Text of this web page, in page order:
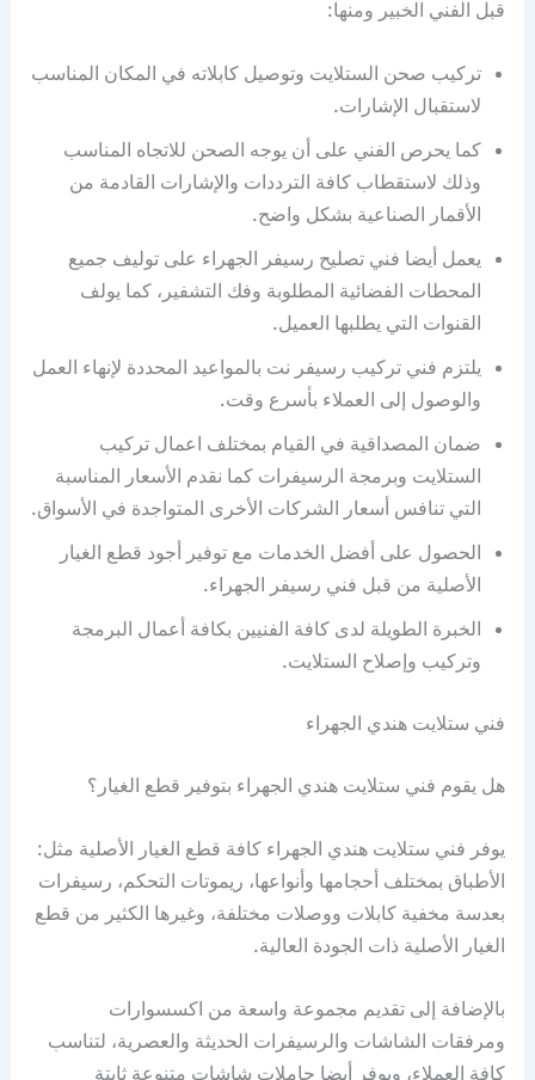
قبل الفني الخبير ومنها:
تركيب صحن الستلايت وتوصيل كابلاته في المكان المناسب
لاستقبال الإشارات.
كما يحرص الفني على أن يوجه الصحن للاتجاه المناسب
وذلك لاستقطاب كافة الترددات والإشارات القادمة من
الأقمار الصناعية بشكل واضح.
يعمل أيضا فني تصليح رسيفر الجهراء على توليف جميع
المحطات الفضائية المطلوبة وفك التشفير، كما يولف
القنوات التي يطلبها العميل.
يلتزم فني تركيب رسيفر نت بالمواعيد المحددة لإنهاء العمل
والوصول إلى العملاء بأسرع وقت.
ضمان المصداقية في القيام بمختلف اعمال تركيب
الستلايت وبرمجة الرسيفرات كما نقدم الأسعار المناسبة
التي تنافس أسعار الشركات الأخرى المتواجدة في الأسواق.
الحصول على أفضل الخدمات مع توفير أجود قطع الغيار
الأصلية من قبل فني رسيفر الجهراء.
الخبرة الطويلة لدى كافة الفنيين بكافة أعمال البرمجة
وتركيب وإصلاح الستلايت.
فني ستلايت هندي الجهراء
هل يقوم فني ستلايت هندي الجهراء بتوفير قطع الغيار؟
يوفر فني ستلايت هندي الجهراء كافة قطع الغيار الأصلية مثل:
الأطباق بمختلف أحجامها وأنواعها، ريموتات التحكم، رسيفرات
بعدسة مخفية كابلات ووصلات مختلفة، وغيرها الكثير من قطع
الغيار الأصلية ذات الجودة العالية.
بالإضافة إلى تقديم مجموعة واسعة من اكسسوارات
ومرفقات الشاشات والرسيفرات الحديثة والعصرية، لتناسب
كافة العملاء، ويوفر أيضا حاملات شاشات متنوعة ثابتة